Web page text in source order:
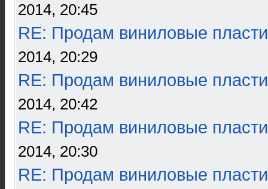
2014, 20:45
RE: Продам виниловые
2014, 20:29
RE: Продам виниловые
2014, 20:42
RE: Продам виниловые
2014, 20:30
RE: Продам виниловые